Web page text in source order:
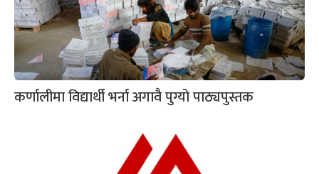
कर्णालीमा विद्यार्थी भर्ना अगावै पुग्यो पाठ्यपुस्तक